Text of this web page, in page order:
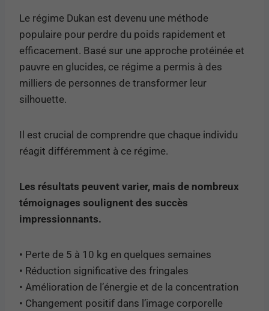
Le régime Dukan est devenu une méthode
populaire pour perdre du poids rapidement et
efficacement. Basé sur une approche protéinée et
pauvre en glucides, ce régime a permis à des
milliers de personnes de transformer leur
silhouette.
Il est crucial de comprendre que chaque individu
réagit différemment à ce régime.
Les résultats peuvent varier, mais de nombreux
témoignages soulignent des succès
impressionnants.
• Perte de 5 à 10 kg en quelques semaines
• Réduction significative des fringales
• Amélioration de l’énergie et de la concentration
• Changement positif dans l’image corporelle